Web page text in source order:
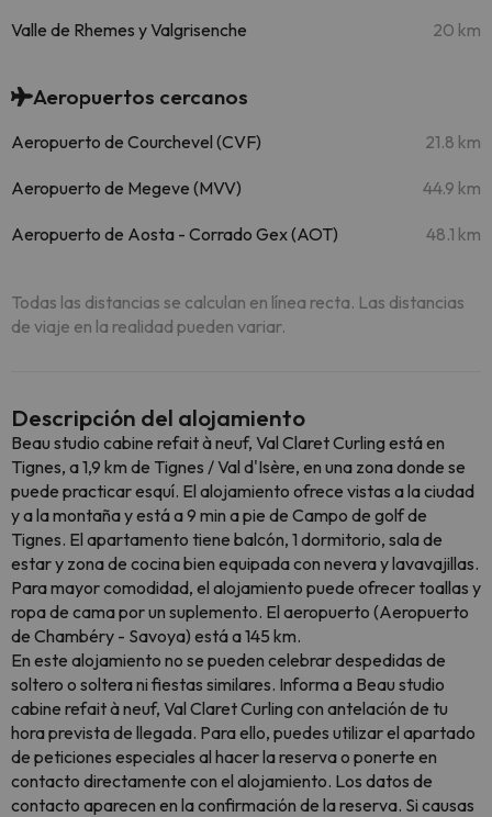
Valle de Rhemes y Valgrisenche 20 km
Aeropuertos cercanos
Aeropuerto de Courchevel (CVF) 21.8 km
Aeropuerto de Megeve (MVV) 44.9 km
Aeropuerto de Aosta - Corrado Gex (AOT) 48.1 km
Todas las distancias se calculan en línea recta. Las distancias
de viaje en la realidad pueden variar.
Descripción del alojamiento
Beau studio cabine refait à neuf, Val Claret Curling está en
Tignes, a 1,9 km de Tignes / Val d'Isère, en una zona donde se
puede practicar esquí. El alojamiento ofrece vistas a la ciudad
y a la montaña y está a 9 min a pie de Campo de golf de
Tignes. El apartamento tiene balcón, 1 dormitorio, sala de
estar y zona de cocina bien equipada con nevera y lavavajillas.
Para mayor comodidad, el alojamiento puede ofrecer toallas y
ropa de cama por un suplemento. El aeropuerto (Aeropuerto
de Chambéry - Savoya) está a 145 km.
En este alojamiento no se pueden celebrar despedidas de
soltero o soltera ni fiestas similares. Informa a Beau studio
cabine refait à neuf, Val Claret Curling con antelación de tu
hora prevista de llegada. Para ello, puedes utilizar el apartado
de peticiones especiales al hacer la reserva o ponerte en
contacto directamente con el alojamiento. Los datos de
contacto aparecen en la confirmación de la reserva. Si causas